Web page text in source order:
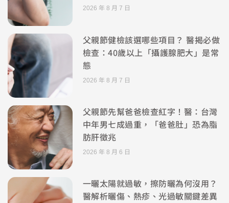
2026 年 8 月 7 日
父親節健檢該選哪些項目？ 醫揭必做
檢查：40歲以上「攝護腺肥大」是常
態
2026 年 8 月 7 日
父親節先幫爸爸檢查紅字！醫：台灣
中年男七成過重，「爸爸肚」恐為脂
肪肝徵兆
2026 年 8 月 6 日
一曬太陽就過敏，擦防曬為何沒用？
醫解析曬傷、熱疹、光過敏關鍵差異